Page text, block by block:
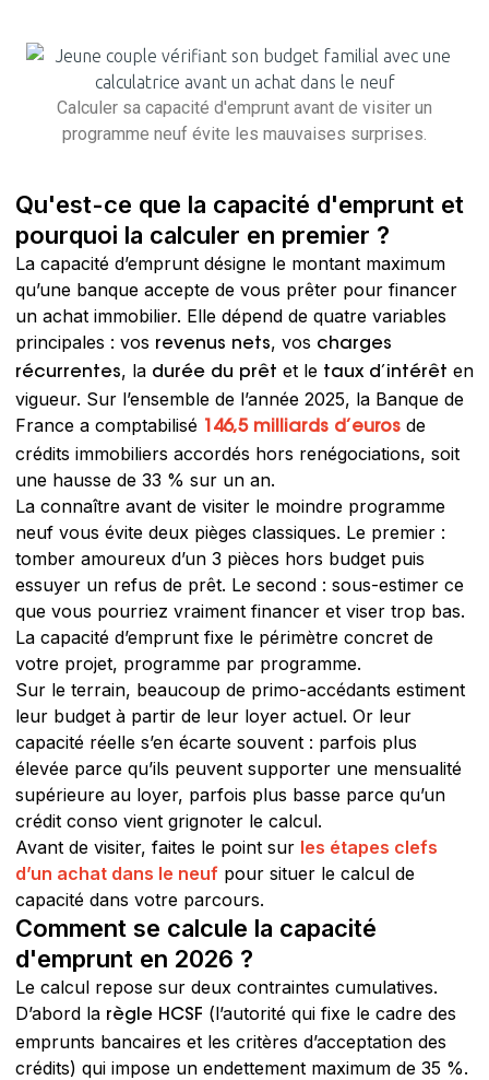
Calculer sa capacité d'emprunt avant de visiter un
programme neuf évite les mauvaises surprises.
Qu'est-ce que la capacité d'emprunt et
pourquoi la calculer en premier ?
La capacité d’emprunt désigne le montant maximum
qu’une banque accepte de vous prêter pour financer
un achat immobilier. Elle dépend de quatre variables
principales : vos revenus nets, vos charges
récurrentes, la durée du prêt et le taux d’intérêt en
vigueur. Sur l’ensemble de l’année 2025, la Banque de
France a comptabilisé 146,5 milliards d’euros de
crédits immobiliers accordés hors renégociations, soit
une hausse de 33 % sur un an.
La connaître avant de visiter le moindre programme
neuf vous évite deux pièges classiques. Le premier :
tomber amoureux d’un 3 pièces hors budget puis
essuyer un refus de prêt. Le second : sous-estimer ce
que vous pourriez vraiment financer et viser trop bas.
La capacité d’emprunt fixe le périmètre concret de
votre projet, programme par programme.
Sur le terrain, beaucoup de primo-accédants estiment
leur budget à partir de leur loyer actuel. Or leur
capacité réelle s’en écarte souvent : parfois plus
élevée parce qu’ils peuvent supporter une mensualité
supérieure au loyer, parfois plus basse parce qu’un
crédit conso vient grignoter le calcul.
Avant de visiter, faites le point sur les étapes clefs
d’un achat dans le neuf pour situer le calcul de
capacité dans votre parcours.
Comment se calcule la capacité
d'emprunt en 2026 ?
Le calcul repose sur deux contraintes cumulatives.
D’abord la règle HCSF (l’autorité qui fixe le cadre des
emprunts bancaires et les critères d’acceptation des
crédits) qui impose un endettement maximum de 35 %.